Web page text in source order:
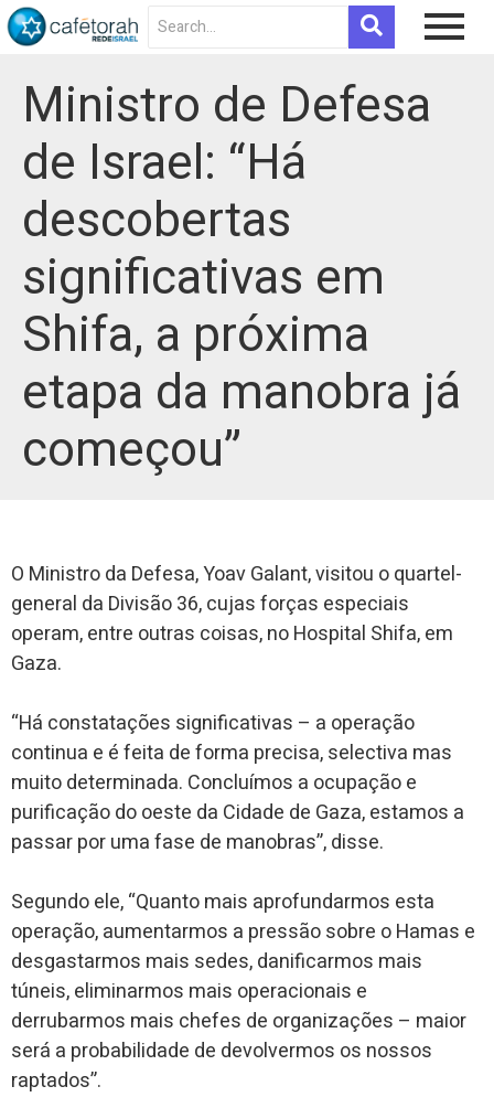
Ministro de Defesa
de Israel: “Há
descobertas
significativas em
Shifa, a próxima
etapa da manobra já
começou”
O Ministro da Defesa, Yoav Galant, visitou o quartel-
general da Divisão 36, cujas forças especiais
operam, entre outras coisas, no Hospital Shifa, em
Gaza.
“Há constatações significativas – a operação
continua e é feita de forma precisa, selectiva mas
muito determinada. Concluímos a ocupação e
purificação do oeste da Cidade de Gaza, estamos a
passar por uma fase de manobras”, disse.
Segundo ele, “Quanto mais aprofundarmos esta
operação, aumentarmos a pressão sobre o Hamas e
desgastarmos mais sedes, danificarmos mais
túneis, eliminarmos mais operacionais e
derrubarmos mais chefes de organizações – maior
será a probabilidade de devolvermos os nossos
raptados”.